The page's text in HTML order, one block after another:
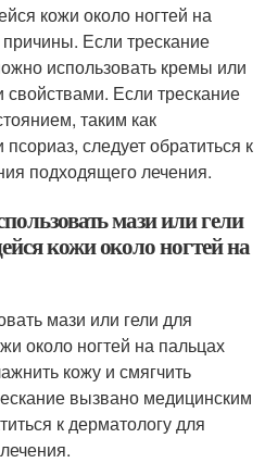
кожи около ногтей на
причины. Если трескание
использовать кремы или
Если трескание
таким как
следует обратиться к
подходящего лечения.
мази или гели
кожи около ногтей на
мази или гели для
около ногтей на пальцах
кожу и смягчить
вызвано медицинским
к дерматологу для